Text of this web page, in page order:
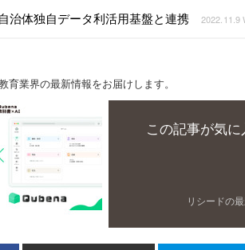
治体独自データ利活用基盤と連携 2022.11.9
育業界の最新情報をお届けします。
この記事が気
リシードの